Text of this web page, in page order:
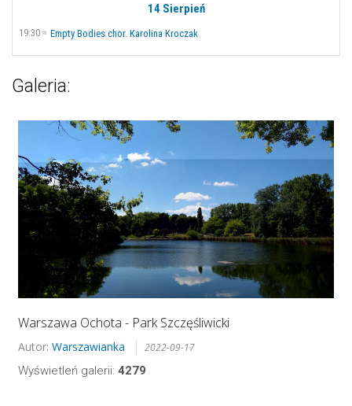
14 Sierpień
19:30 Empty Bodies chor. Karolina Kroczak
Galeria:
Warszawa Ochota - Park Szczęśliwicki
Autor: Warszawianka 2022-09-17
Wyświetleń galerii: 4279